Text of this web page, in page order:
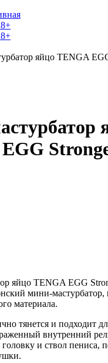
яйцо TENGA
яйцо TENGA EGG
мини-мастурбатор,
материала.
тянется и подходит
внутренний
и ствол пениса,